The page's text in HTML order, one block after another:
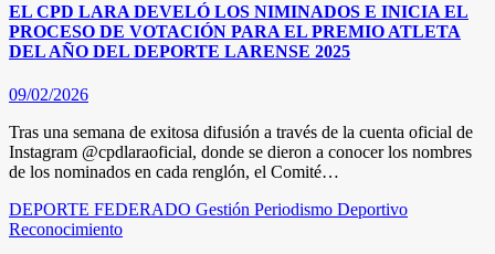
EL CPD LARA DEVELÓ LOS NIMINADOS E INICIA EL
PROCESO DE VOTACIÓN PARA EL PREMIO ATLETA
DEL AÑO DEL DEPORTE LARENSE 2025
09/02/2026
Tras una semana de exitosa difusión a través de la cuenta oficial de
Instagram @cpdlaraoficial, donde se dieron a conocer los nombres
de los nominados en cada renglón, el Comité…
DEPORTE FEDERADO Gestión Periodismo Deportivo
Reconocimiento